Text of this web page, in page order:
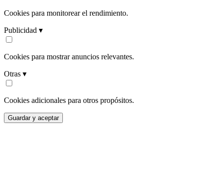
Cookies para monitorear el rendimiento.
Publicidad ▾
Cookies para mostrar anuncios relevantes.
Otras ▾
Cookies adicionales para otros propósitos.
Guardar y aceptar